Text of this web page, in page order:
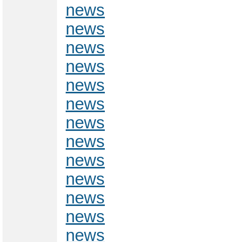
news
news
news
news
news
news
news
news
news
news
news
news
news